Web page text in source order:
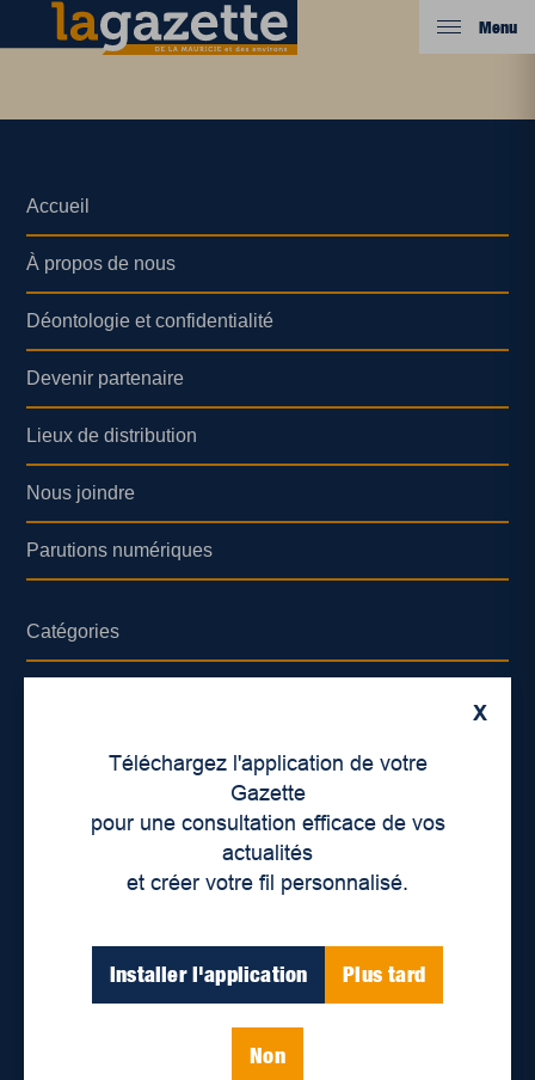
Menu
X
Téléchargez l'application de votre
Gazette
pour une consultation efficace de vos
actualités
et créer votre fil personnalisé.
Installer l'application Plus tard
Non
Accueil
À propos de nous
Déontologie et confidentialité
Devenir partenaire
Lieux de distribution
Nous joindre
Parutions numériques
Catégories
International
Politique
Santé